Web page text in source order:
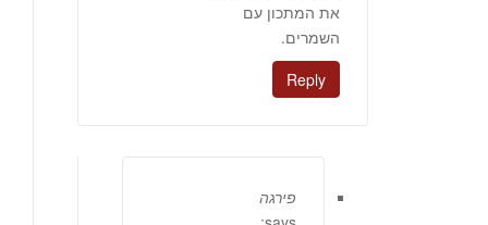
את המתכון עם
השמרים.
Reply
פירגה